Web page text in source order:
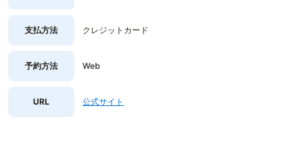
支払方法 クレジットカード
予約方法 Web
URL 公式サイト